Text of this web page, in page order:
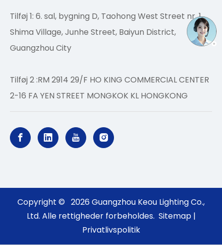
Tilføj 1: 6. sal, bygning D, Taohong West Street nr. 1,
Shima Village, Junhe Street, Baiyun District,
Guangzhou City
Tilføj 2 :RM 2914 29/F HO KING COMMERCIAL CENTER
2-16 FA YEN STREET MONGKOK KL HONGKONG
Copyright © 2026Guangzhou Keou Lighting Co.,
Ltd. Alle rettigheder forbeholdes. Sitemap|
Privatlivspolitik